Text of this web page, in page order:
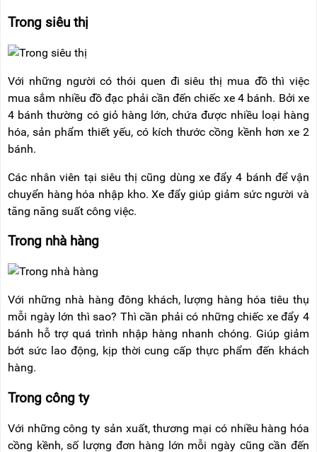
Trong siêu thị
Với những người có thói quen đi siêu thị mua đồ thì việc
mua sắm nhiều đồ đạc phải cần đến chiếc xe 4 bánh. Bởi xe
4 bánh thường có giỏ hàng lớn, chứa được nhiều loại hàng
hóa, sản phẩm thiết yếu, có kích thước cồng kềnh hơn xe 2
bánh.
Các nhân viên tại siêu thị cũng dùng xe đẩy 4 bánh để vận
chuyển hàng hóa nhập kho. Xe đẩy giúp giảm sức người và
tăng năng suất công việc.
Trong nhà hàng
Với những nhà hàng đông khách, lượng hàng hóa tiêu thụ
mỗi ngày lớn thì sao? Thì cần phải có những chiếc xe đẩy 4
bánh hỗ trợ quá trình nhập hàng nhanh chóng. Giúp giảm
bớt sức lao động, kịp thời cung cấp thực phẩm đến khách
hàng.
Trong công ty
Với những công ty sản xuất, thương mại có nhiều hàng hóa
cồng kềnh, số lượng đơn hàng lớn mỗi ngày cũng cần đến